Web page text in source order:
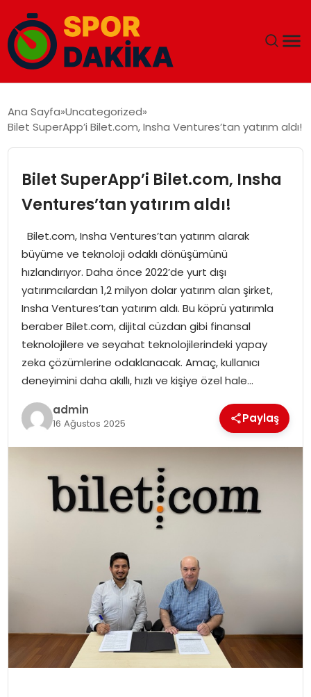
GÜNDEM
DÜNYA
EĞITIM
EKONOMI
MAGAZIN
SAĞLIK
SIYASET
SPOR
TEKNOLOJI
Ana Sayfa Uncategorized
Bilet SuperApp’i Bilet.com, Insha Ventures’tan yatırım aldı!
Bilet SuperApp’i Bilet.com, Insha
Ventures’tan yatırım aldı!
Bilet.com, Insha Ventures’tan yatırım alarak
büyüme ve teknoloji odaklı dönüşümünü
hızlandırıyor. Daha önce 2022’de yurt dışı
yatırımcılardan 1,2 milyon dolar yatırım alan şirket,
Insha Ventures’tan yatırım aldı. Bu köprü yatırımla
beraber Bilet.com, dijital cüzdan gibi finansal
teknolojilere ve seyahat teknolojilerindeki yapay
zeka çözümlerine odaklanacak. Amaç, kullanıcı
deneyimini daha akıllı, hızlı ve kişiye özel hale…
admin
16 Ağustos 2025 Paylaş